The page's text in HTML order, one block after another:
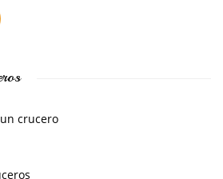
crucero